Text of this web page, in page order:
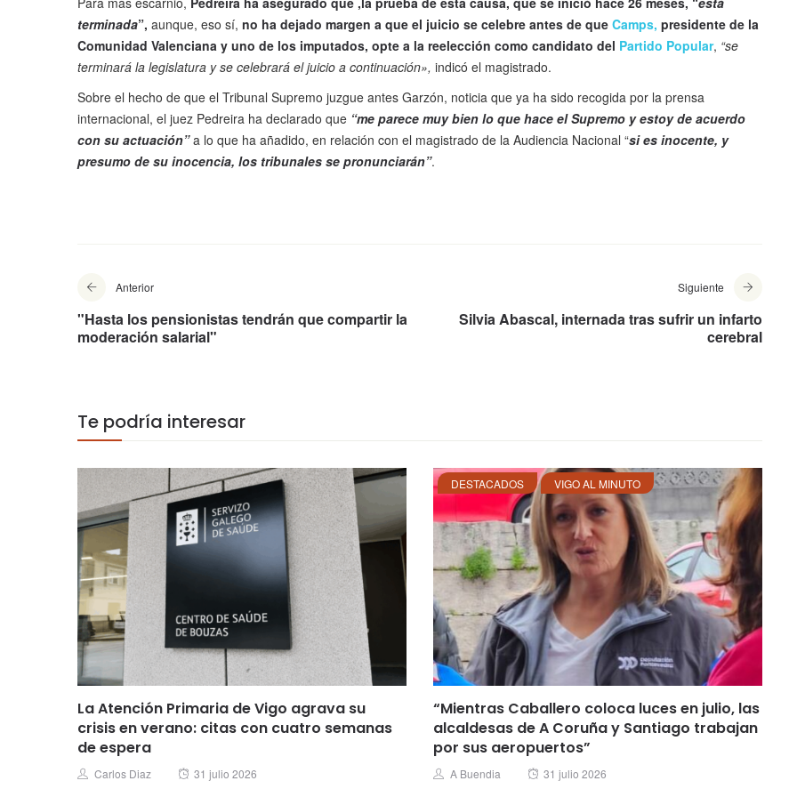
terminada”, aunque, eso sí, no ha dejado margen a que el juicio se celebre antes de que Camps, presidente de la
Comunidad Valenciana y uno de los imputados, opte a la reelección como candidato del Partido Popular, “se
terminará la legislatura y se celebrará el juicio a continuación», indicó el magistrado.
Sobre el hecho de que el Tribunal Supremo juzgue antes Garzón, noticia que ya ha sido recogida por la prensa
internacional, el juez Pedreira ha declarado que “me parece muy bien lo que hace el Supremo y estoy de acuerdo
con su actuación”a lo que ha añadido, en relación con el magistrado de la Audiencia Nacional “si es inocente, y
presumo de su inocencia, los tribunales se pronunciarán”.
Anterior
"Hasta los pensionistas tendrán que compartir la
moderación salarial"
Siguiente
Silvia Abascal, internada tras sufrir un infarto
cerebral
Te podría interesar
La Atención Primaria de Vigo agrava su
crisis en verano: citas con cuatro semanas
de espera
Author
Carlos Diaz
Posted
31 julio 2026
DESTACADOS VIGO AL MINUTO
“Mientras Caballero coloca luces en julio, las
alcaldesas de A Coruña y Santiago trabajan
por sus aeropuertos”
Author
A Buendia
Posted
31 julio 2026